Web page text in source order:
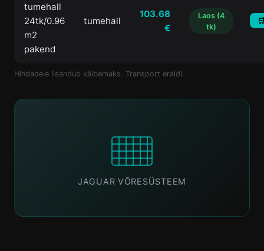
tumehall
24tk/0.96
m2
pakend
tumehall
103.68
€
Laos (4
tk)
Hindadele lisandub käibemaks. Transport eraldi.
JAGUAR VÕRESÜSTEEM